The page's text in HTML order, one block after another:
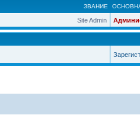
ЗВАНИЕ
Site Admin